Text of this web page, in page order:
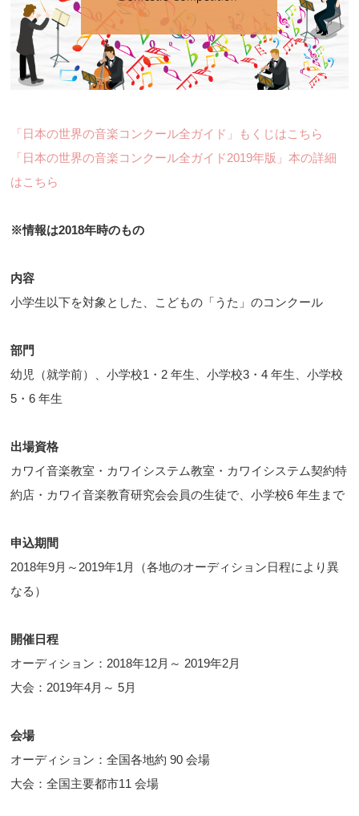
「日本の世界の音楽コンクール全ガイド」もくじはこちら
「日本の世界の音楽コンクール全ガイド2019年版」本の詳細
はこちら
※情報は2018年時のもの
内容
小学生以下を対象とした、こどもの「うた」のコンクール
部門
幼児（就学前）、小学校1・2 年生、小学校3・4 年生、小学校
5・6 年生
出場資格
カワイ音楽教室・カワイシステム教室・カワイシステム契約特
約店・カワイ音楽教育研究会会員の生徒で、小学校6 年生まで
申込期間
2018年9月～2019年1月（各地のオーディション日程により異
なる）
開催日程
オーディション：2018年12月～ 2019年2月
大会：2019年4月～ 5月
会場
オーディション：全国各地約 90 会場
大会：全国主要都市11 会場